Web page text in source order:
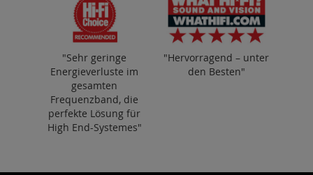
"Sehr geringe
Energieverluste im
gesamten
Frequenzband, die
perfekte Lösung für
High End-Systemes"
"Hervorragend – unter
den Besten"